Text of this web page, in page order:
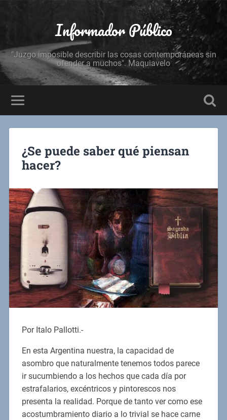
Informador Público
"Juzgo imposible describir las cosas contemporáneas sin
ofender a muchos". Maquiavelo
¿Se puede saber qué piensan
hacer?
Por Italo Pallotti.-
En esta Argentina nuestra, la capacidad de
asombro que naturalmente tenemos todos parece
ir sucumbiendo a los hechos que cada día por
estrafalarios, excéntricos y pintorescos nos
presenta la realidad. Porque de tanto ver como ese
acostumbramiento diario a lo trivial se hace carne